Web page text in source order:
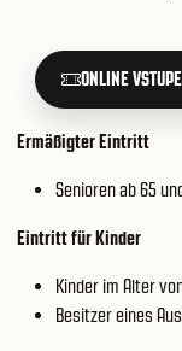
ONLINE
Ermäßigter Eintritt
Senioren ab 65
Eintritt für Kinder
Kinder im Alter
Besitzer eines